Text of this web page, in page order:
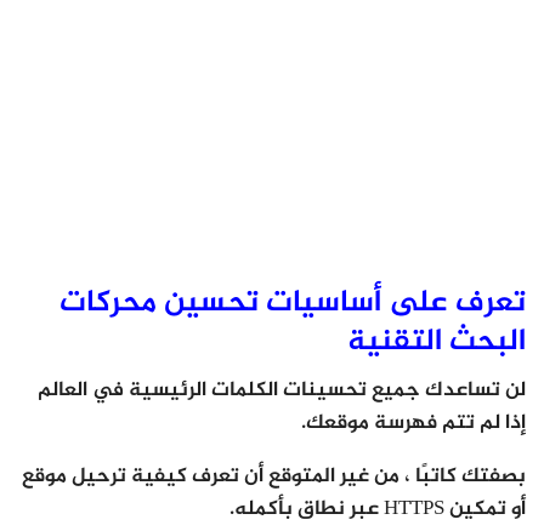
تعرف على أساسيات تحسين محركات
البحث التقنية
لن تساعدك جميع تحسينات الكلمات الرئيسية في العالم
إذا لم تتم فهرسة موقعك.
بصفتك كاتبًا ، من غير المتوقع أن تعرف كيفية ترحيل موقع
أو تمكين HTTPS عبر نطاق بأكمله.